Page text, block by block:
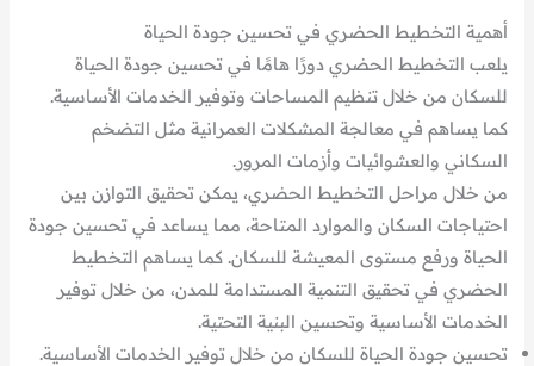
أهمية التخطيط الحضري في تحسين جودة الحياة
يلعب التخطيط الحضري دورًا هامًا في تحسين جودة الحياة
للسكان من خلال تنظيم المساحات وتوفير الخدمات الأساسية.
كما يساهم في معالجة المشكلات العمرانية مثل التضخم
السكاني والعشوائيات وأزمات المرور.
من خلال مراحل التخطيط الحضري، يمكن تحقيق التوازن بين
احتياجات السكان والموارد المتاحة، مما يساعد في تحسين جودة
الحياة ورفع مستوى المعيشة للسكان. كما يساهم التخطيط
الحضري في تحقيق التنمية المستدامة للمدن، من خلال توفير
الخدمات الأساسية وتحسين البنية التحتية.
تحسين جودة الحياة للسكان من خلال توفير الخدمات الأساسية.